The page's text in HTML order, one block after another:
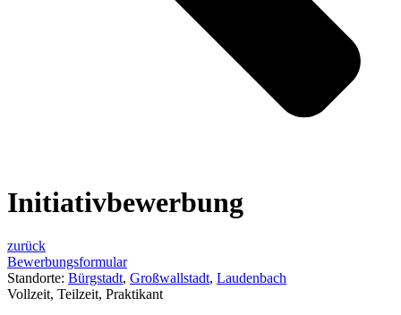
Initiativbewerbung
zurück
Bewerbungsformular
Standorte: Bürgstadt, Großwallstadt, Laudenbach
Vollzeit, Teilzeit, Praktikant